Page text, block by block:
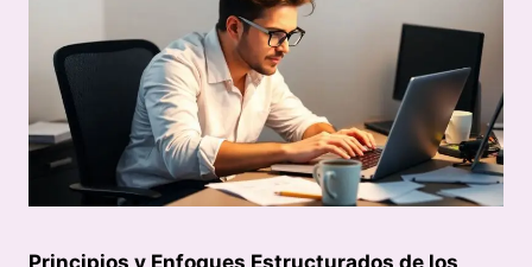
Principios y Enfoques Estructurados de los